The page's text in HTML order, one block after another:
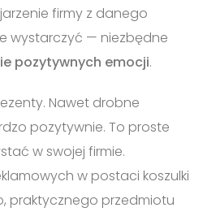
firmy z danego
wystarczyć — niezbędne
pozytywnych emocji.
Nawet drobne
pozytywnie. To proste
w swojej firmie.
w postaci koszulki
praktycznego przedmiotu